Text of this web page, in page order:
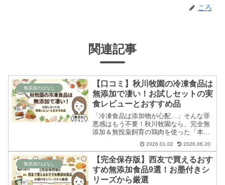
ころ
関連記事
無添加のはなし
【口コミ】秋川牧園の冷凍食品は
無添加で凄い！お試しセットの実
食レビューとおすすめ品
「冷凍食品は添加物が心配…」そんな罪
悪感はもう不要！秋川牧園なら、完全無
添加＆無投薬飼育の鶏肉を使った「本物
の安心」が手に入ります。お得なお試し
セットの実食口コミから、リピート確定
のおすすめ品まで、無添加主婦が徹底解
説します。
2026.01.02 2026.06.20
無添加のはなし
【完全保存版】西友で買えるおす
すめ無添加食品9選！お墨付きシ
リーズから厳選